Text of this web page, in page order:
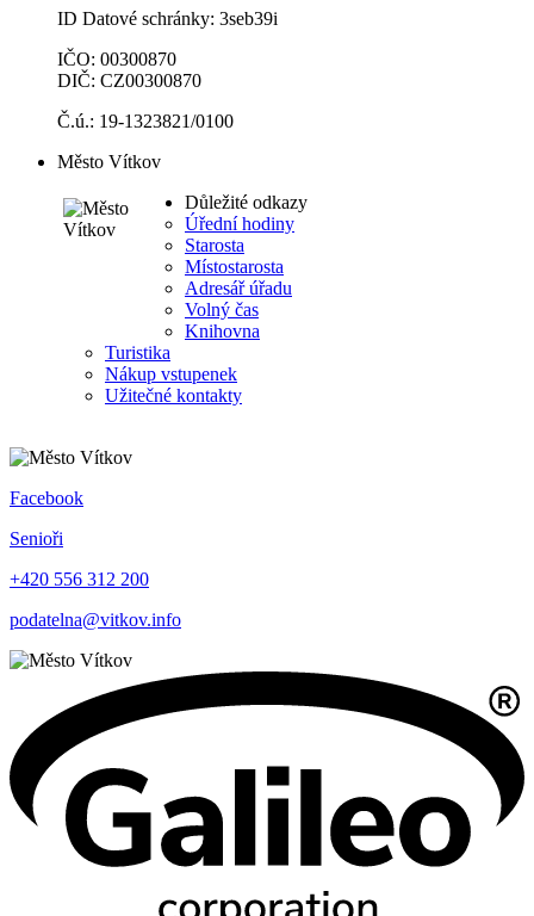
ID Datové schránky: 3seb39i
IČO: 00300870
DIČ: CZ00300870
Č.ú.: 19-1323821/0100
Město Vítkov
Důležité odkazy
Úřední hodiny
Starosta
Místostarosta
Adresář úřadu
Volný čas
Knihovna
Turistika
Nákup vstupenek
Užitečné kontakty
Facebook
Senioři
+420 556 312 200
podatelna@vitkov.info